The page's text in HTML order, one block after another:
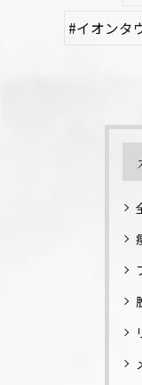
#イオンタ